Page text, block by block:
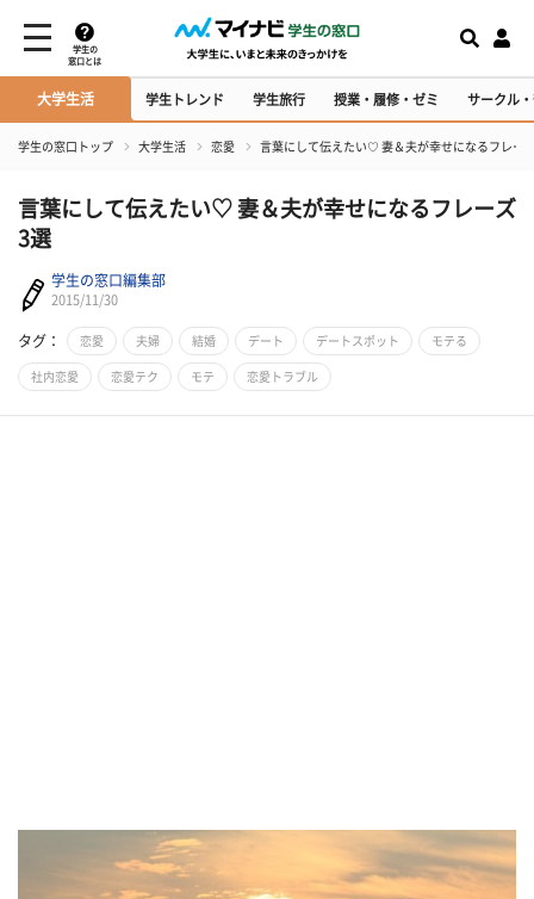
学生の
窓口とは
大学生活 学生トレンド 学生旅行 授業・履修・ゼミ サークル
学生の窓口トップ 大学生活 恋愛 言葉にして伝えたい♡ 妻＆夫が幸せになるフレー
言葉にして伝えたい♡ 妻＆夫が幸せになるフレーズ
3選
学生の窓口編集部
2015/11/30
タグ： 恋愛 夫婦 結婚 デート デートスポット モテる
社内恋愛 恋愛テク モテ 恋愛トラブル